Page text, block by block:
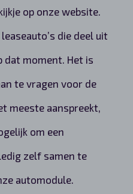
op onze website.
die deel uit
dat moment. Het is
te vragen voor de
meeste aanspreekt,
om een
zelf samen te
automodule.